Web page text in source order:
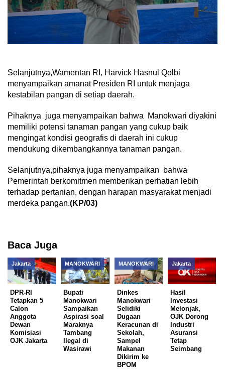
Selanjutnya,Wamentan RI, Harvick Hasnul Qolbi
menyampaikan amanat Presiden RI untuk menjaga
kestabilan pangan di setiap daerah.
Pihaknya juga menyampaikan bahwa Manokwari diyakini
memiliki potensi tanaman pangan yang cukup baik
mengingat kondisi geografis di daerah ini cukup
mendukung dikembangkannya tanaman pangan.
Selanjutnya,pihaknya juga menyampaikan bahwa
Pemerintah berkomitmen memberikan perhatian lebih
terhadap pertanian, dengan harapan masyarakat menjadi
merdeka pangan.(KP/03)
Baca Juga
Jakarta
DPR-RI
Tetapkan 5
Calon
Anggota
Dewan
Komisiasi
OJK Jakarta
MANOKWARI
Bupati
Manokwari
Sampaikan
Aspirasi soal
Maraknya
Tambang
Ilegal di
Wasirawi
MANOKWARI
Dinkes
Manokwari
Selidiki
Dugaan
Keracunan di
Sekolah,
Sampel
Makanan
Dikirim ke
BPOM
Jakarta
Hasil
Investasi
Melonjak,
OJK Dorong
Industri
Asuransi
Tetap
Seimbang